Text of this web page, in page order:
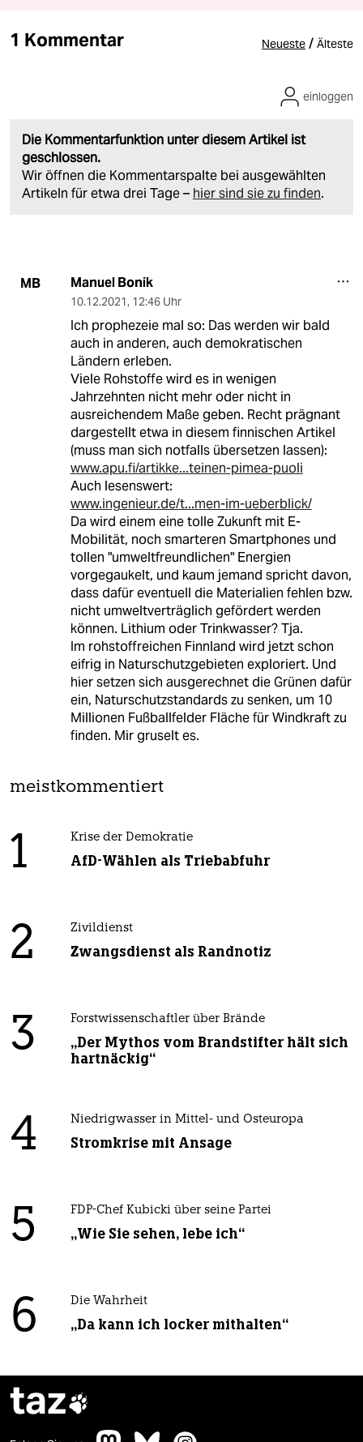
1 Kommentar Neueste / Älteste
Die Kommentarfunktion unter diesem Artikel ist
geschlossen.
Wir öffnen die Kommentarspalte bei ausgewählten
Artikeln für etwa drei Tage – hier sind sie zu finden.
einloggen
MB Manuel Bonik
10.12.2021, 12:46 Uhr
Ich prophezeie mal so: Das werden wir bald
auch in anderen, auch demokratischen
Ländern erleben.
Viele Rohstoffe wird es in wenigen
Jahrzehnten nicht mehr oder nicht in
ausreichendem Maße geben. Recht prägnant
dargestellt etwa in diesem finnischen Artikel
(muss man sich notfalls übersetzen lassen):
www.apu.fi/artikke...teinen-pimea-puoli
Auch lesenswert:
www.ingenieur.de/t...men-im-ueberblick/
Da wird einem eine tolle Zukunft mit E-
Mobilität, noch smarteren Smartphones und
tollen "umweltfreundlichen" Energien
vorgegaukelt, und kaum jemand spricht davon,
dass dafür eventuell die Materialien fehlen bzw.
nicht umweltverträglich gefördert werden
können. Lithium oder Trinkwasser? Tja.
Im rohstoffreichen Finnland wird jetzt schon
eifrig in Naturschutzgebieten exploriert. Und
hier setzen sich ausgerechnet die Grünen dafür
ein, Naturschutzstandards zu senken, um 10
Millionen Fußballfelder Fläche für Windkraft zu
finden. Mir gruselt es.
meistkommentiert
1 Krise der Demokratie
AfD-Wählen als Triebabfuhr
2 Zivildienst
Zwangsdienst als Randnotiz
3 Forstwissenschaftler über Brände
„Der Mythos vom Brandstifter hält sich
hartnäckig“
4 Niedrigwasser in Mittel- und Osteuropa
Stromkrise mit Ansage
5 FDP-Chef Kubicki über seine Partei
„Wie Sie sehen, lebe ich“
6 Die Wahrheit
„Da kann ich locker mithalten“
taz